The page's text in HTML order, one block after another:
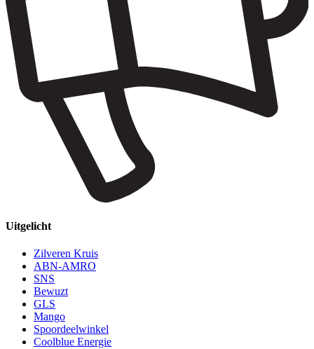
Uitgelicht
Zilveren Kruis
ABN-AMRO
SNS
Bewuzt
GLS
Mango
Spoordeelwinkel
Coolblue Energie